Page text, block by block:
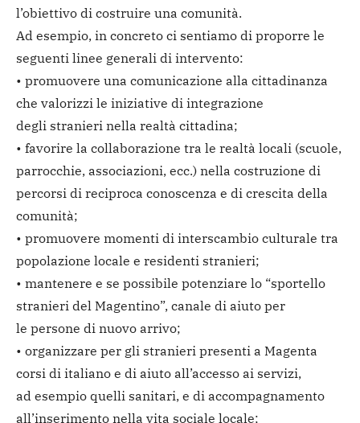
l’obiettivo di costruire una comunità.
Ad esempio, in concreto ci sentiamo di proporre le
seguenti linee generali di intervento:
• promuovere una comunicazione alla cittadinanza
che valorizzi le iniziative di integrazione
degli stranieri nella realtà cittadina;
• favorire la collaborazione tra le realtà locali (scuole,
parrocchie, associazioni, ecc.) nella costruzione di
percorsi di reciproca conoscenza e di crescita della
comunità;
• promuovere momenti di interscambio culturale tra
popolazione locale e residenti stranieri;
• mantenere e se possibile potenziare lo “sportello
stranieri del Magentino”, canale di aiuto per
le persone di nuovo arrivo;
• organizzare per gli stranieri presenti a Magenta
corsi di italiano e di aiuto all’accesso ai servizi,
ad esempio quelli sanitari, e di accompagnamento
all’inserimento nella vita sociale locale;